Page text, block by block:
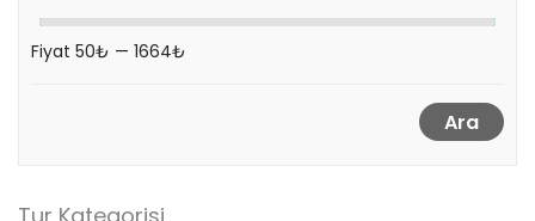
Fiyat 50₺ — 1664₺
Ara